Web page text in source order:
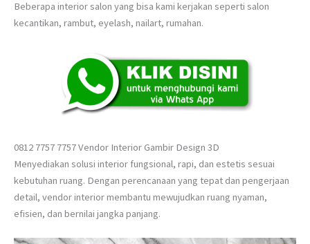
Beberapa interior salon yang bisa kami kerjakan seperti salon
kecantikan, rambut, eyelash, nailart, rumahan.
0812 7757 7757 Vendor Interior Gambir Design 3D
Menyediakan solusi interior fungsional, rapi, dan estetis sesuai
kebutuhan ruang. Dengan perencanaan yang tepat dan pengerjaan
detail, vendor interior membantu mewujudkan ruang nyaman,
efisien, dan bernilai jangka panjang.